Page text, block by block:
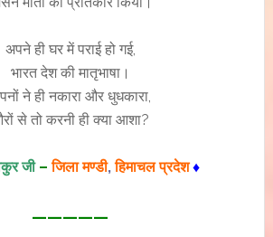
अपने ही घर में पराई हो गई,
भारत देश की मातृभाषा।
ने ही नकारा और धुधकारा,
से तो करनी ही क्या आशा?
जी–जिला मण्डी,हिमाचल प्रदेश ♦
—————